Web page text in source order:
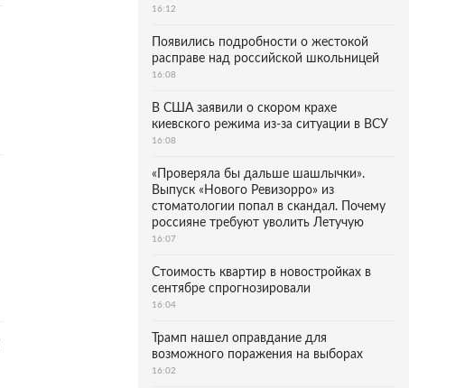
16:12
Появились подробности о жестокой
расправе над российской школьницей
16:08
В США заявили о скором крахе
киевского режима из-за ситуации в ВСУ
16:08
«Проверяла бы дальше шашлычки».
Выпуск «Нового Ревизорро» из
стоматологии попал в скандал. Почему
россияне требуют уволить Летучую
16:07
Стоимость квартир в новостройках в
сентябре спрогнозировали
16:04
Трамп нашел оправдание для
возможного поражения на выборах
16:02